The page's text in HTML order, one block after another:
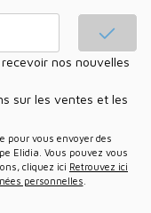
sur les ventes et les
Elidia. Vous pouvez vous
cliquez ici Retrouvez ici
personnelles